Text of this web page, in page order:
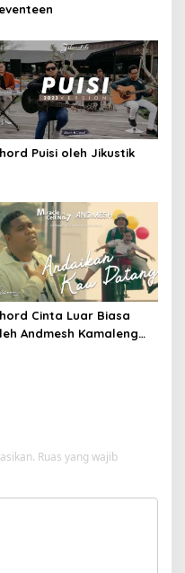
Puisi oleh Jikustik
Cinta Luar Biasa
Andmesh Kamaleng
Ruas yang wajib